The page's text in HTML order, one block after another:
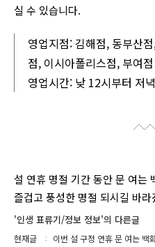
실 수 있습니다.
영업지점: 김해점, 동부산
점, 이시아폴리스점, 부여점
영업시간: 낮 12시부터 저
설 연휴 명절 기간 동안 문 여는
즐겁고 풍성한 명절 되시길 바라
'인생 표류기/정보 정보'의 다른글
현재글 이번 설 구정 연휴 문 여는 백